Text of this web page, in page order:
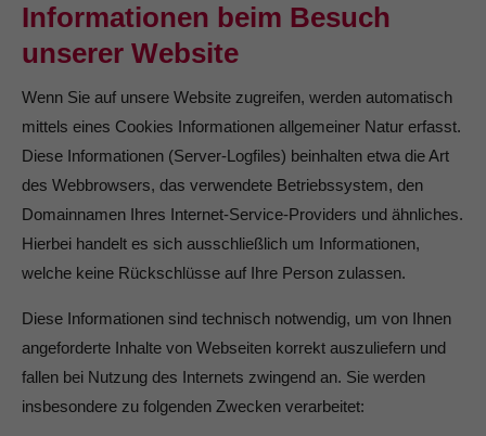
Informationen beim Besuch
unserer Website
Wenn Sie auf unsere Website zugreifen, werden automatisch
mittels eines Cookies Informationen allgemeiner Natur erfasst.
Diese Informationen (Server-Logfiles) beinhalten etwa die Art
des Webbrowsers, das verwendete Betriebssystem, den
Domainnamen Ihres Internet-Service-Providers und ähnliches.
Hierbei handelt es sich ausschließlich um Informationen,
welche keine Rückschlüsse auf Ihre Person zulassen.
Diese Informationen sind technisch notwendig, um von Ihnen
angeforderte Inhalte von Webseiten korrekt auszuliefern und
fallen bei Nutzung des Internets zwingend an. Sie werden
insbesondere zu folgenden Zwecken verarbeitet: